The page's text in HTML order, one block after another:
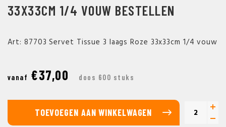
33X33CM 1/4 VOUW BESTELLEN
Art: 87703 Servet Tissue 3 laags Roze 33x33cm 1/4 vouw
vanaf €37,00 doos 600 stuks
TOEVOEGEN AAN WINKELWAGEN